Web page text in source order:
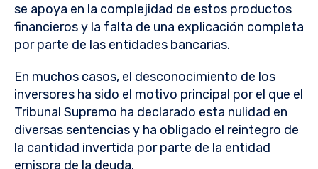
se apoya en la complejidad de estos productos
financieros y la falta de una explicación completa
por parte de las entidades bancarias.
En muchos casos, el desconocimiento de los
inversores ha sido el motivo principal por el que el
Tribunal Supremo ha declarado esta nulidad en
diversas sentencias y ha obligado el reintegro de
la cantidad invertida por parte de la entidad
emisora de la deuda.